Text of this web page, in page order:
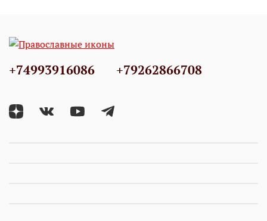
+74993916086 +79262866708